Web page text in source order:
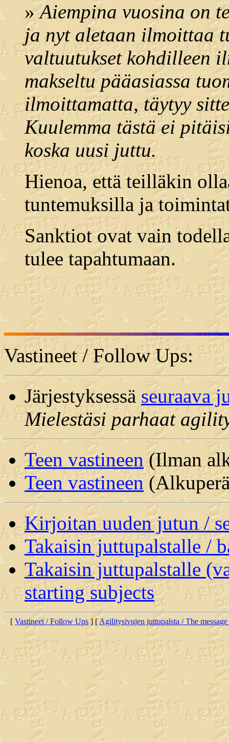
»Aiempina vuosina on
ja nyt aletaan ilmoittaa
valtuutukset kohdilleen
makseltu pääasiassa
ilmoittamatta, täytyy
Kuulemma tästä ei
koska uusi juttu.
Hienoa, että teilläkin
tuntemuksilla ja
Sanktiot ovat vain
tulee tapahtumaan.
Vastineet / Follow Ups:
Järjestyksessä seuraava
Mielestäsi parhaat
Teen vastineen (Ilman
Teen vastineen
Kirjoitan uuden jutun /
Takaisin juttupalstalle /
Takaisin juttupalstalle
starting subjects
[ Vastineet / Follow Ups ] [Agilitysivujen juttupalsta / The